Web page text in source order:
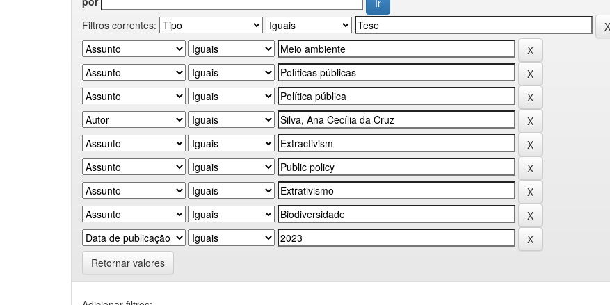
Filtros correntes:
Retornar valores